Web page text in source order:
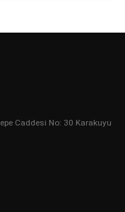
Caddesi No: 30 Karakuyu